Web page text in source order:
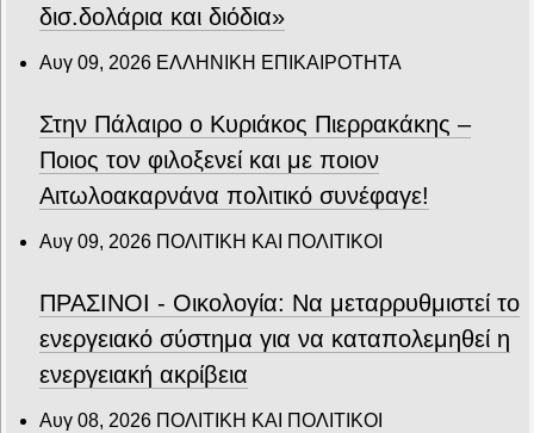
δισ.δολάρια και διόδια»
Αυγ 09, 2026 ΕΛΛΗΝΙΚΗ ΕΠΙΚΑΙΡΟΤΗΤΑ
Στην Πάλαιρο ο Κυριάκος Πιερρακάκης –
Ποιος τον φιλοξενεί και με ποιον
Αιτωλοακαρνάνα πολιτικό συνέφαγε!
Αυγ 09, 2026 ΠΟΛΙΤΙΚΗ ΚΑΙ ΠΟΛΙΤΙΚΟΙ
ΠΡΑΣΙΝΟΙ - Οικολογία: Να μεταρρυθμιστεί το
ενεργειακό σύστημα για να καταπολεμηθεί η
ενεργειακή ακρίβεια
Αυγ 08, 2026 ΠΟΛΙΤΙΚΗ ΚΑΙ ΠΟΛΙΤΙΚΟΙ